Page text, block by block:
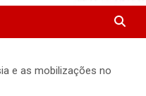
e as mobilizações no